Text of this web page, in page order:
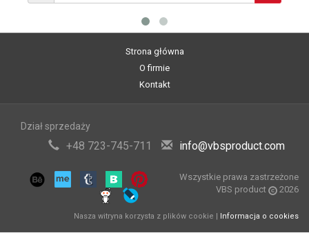
Strona główna
O firmie
Kontakt
Dział sprzedaży
+48 723-745-711 info@vbsproduct.com
Wszystkie prawa zastrzeżone
VBS product
2026
Nasza witryna korzysta z plików cookie | Informacja o cookies